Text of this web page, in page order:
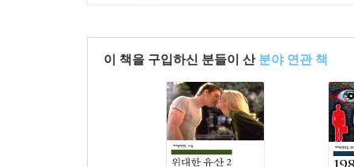
이 책을 구입하신 분들이 산 분야 연관 책